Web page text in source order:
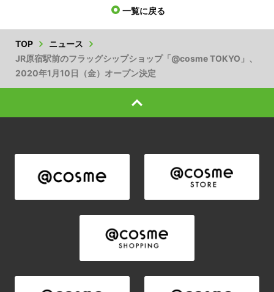
一覧に戻る
TOP
ニュース
JR原宿駅前のフラッグシップショップ「@cosme TOKYO」、
2020年1月10日（金）オープン決定